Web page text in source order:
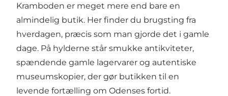
Kramboden er meget mere end bare en
almindelig butik. Her finder du brugsting fra
hverdagen, præcis som man gjorde det i gamle
dage. På hylderne står smukke antikviteter,
spændende gamle lagervarer og autentiske
museumskopier, der gør butikken til en
levende fortælling om Odenses fortid.